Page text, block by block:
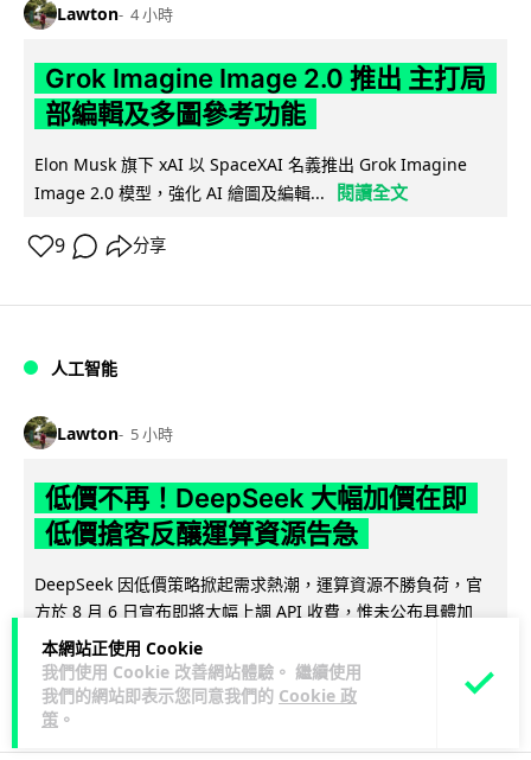
本網站正使用 Cookie
我們使用 Cookie 改善網站體驗。 繼續使用
我們的網站即表示您同意我們的 Cookie 政
策 。
Lawton 4 小時
Grok Imagine Image 2.0 推出 主打局
部編輯及多圖參考功能
Elon Musk 旗下 xAI 以 SpaceXAI 名義推出 Grok Imagine
Image 2.0 模型，強化 AI 繪圖及編輯...
閱讀全文
9 分享
人工智能
Lawton 5 小時
低價不再！DeepSeek 大幅加價在即
低價搶客反釀運算資源告急
DeepSeek 因低價策略掀起需求熱潮，運算資源不勝負荷，官
方於 8 月 6 日宣布即將大幅上調 API 收費，惟未公布具體加
幅。事件與...
閱讀全文
39 12↗ 分享